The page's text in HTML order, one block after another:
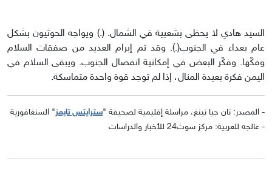
السيد هادي لا يحظى بشعبية في الشمال. (.) ويواجه الحوثيون بشكل
عام بعداء في الجنوب(.). وقد تم إبرام العديد من صفقات السلام
وفكّها. وفكّر البعض في إمكانية انفصال الجنوب. ويبقى السلام في
اليمن فكرة بعيدة المنال، إذا لم توجد قوة واحدة متماسكة.
- المصدر: تان جيا نينغ، مراسلة إقليمية لصحيفة "سترايتس تايمز" السنغافورية
- عالجه للعربية: مركز سوث24 للأخبار والدراسات